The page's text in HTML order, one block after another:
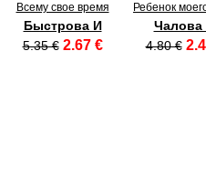
Всему свое время
Быстрова И
5.35 € 2.67 €
Ребенок
Чалова
4.80 €